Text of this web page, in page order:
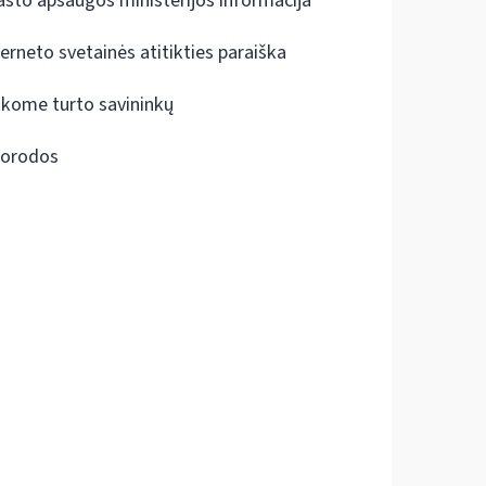
svetainės atitikties paraiška
turto savininkų